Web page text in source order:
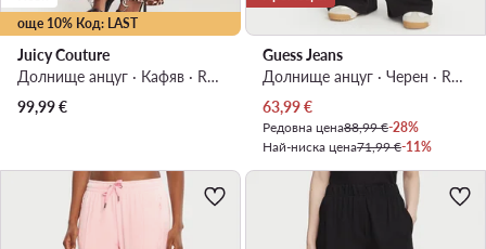
още 10% Код: LAST
Juicy Couture
Долнище анцуг · Кафяв · Regular Fit
99,99€
Guess Jeans
Долнище анцуг · Черен · Regular Fit
Актуална цена
63,99€
Редовна цена88,99 €-28%
Най-ниска цена71,99 €-11%